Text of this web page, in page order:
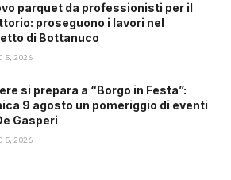
parquet da professionisti per il
proseguono i lavori nel
di Bottanuco
5, 2026
si prepara a “Borgo in Festa”:
9 agosto un pomeriggio di eventi
Gasperi
5, 2026